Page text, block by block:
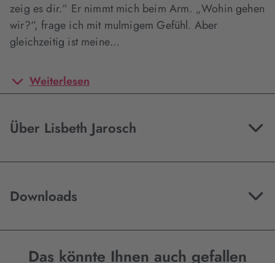
zeig es dir.“ Er nimmt mich beim Arm. „Wohin gehen
wir?“, frage ich mit mulmigem Gefühl. Aber
gleichzeitig ist meine…
Weiterlesen
Über Lisbeth Jarosch
Downloads
Das könnte Ihnen auch gefallen